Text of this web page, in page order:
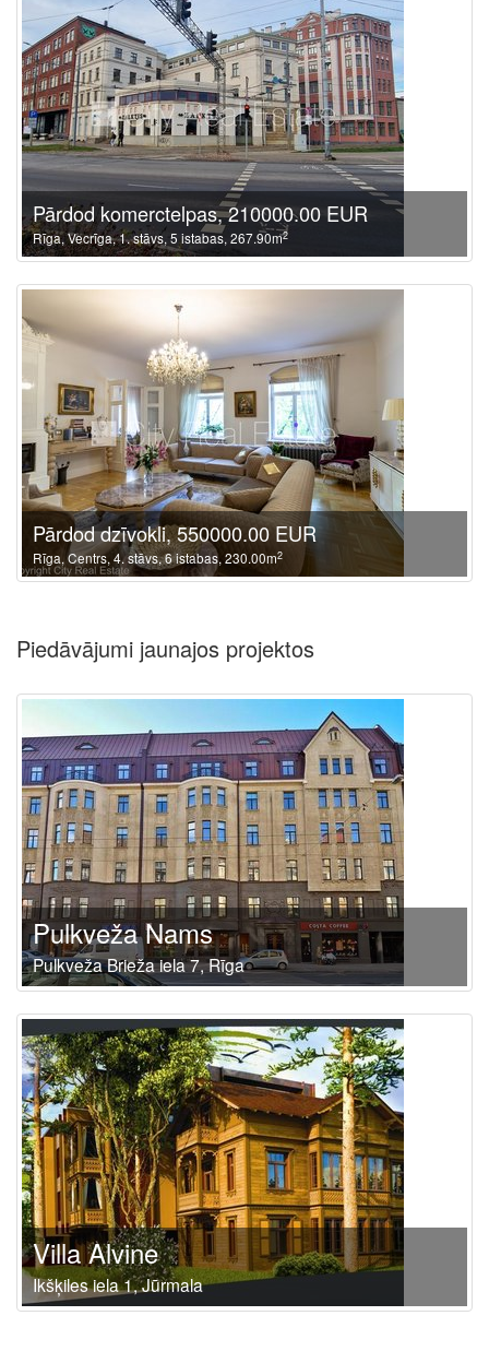
Pārdod komerctelpas, 210000.00 EUR
Rīga, Vecrīga, 1. stāvs, 5 istabas, 267.90m2
Pārdod dzīvokli, 550000.00 EUR
Rīga, Centrs, 4. stāvs, 6 istabas, 230.00m2
Piedāvājumi jaunajos projektos
Pulkveža Nams
Pulkveža Brieža iela 7, Rīga
Villa Alvine
Ikšķiles iela 1, Jūrmala